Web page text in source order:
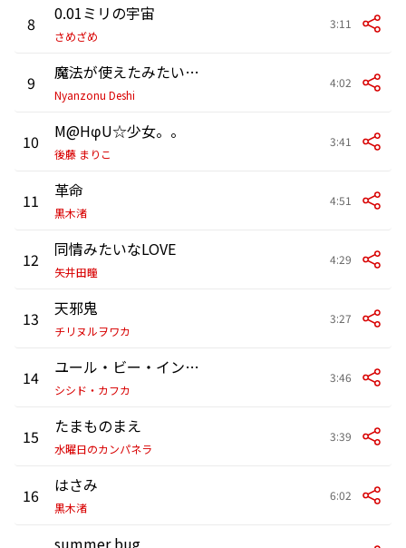
8 0.01ミリの宇宙
さめざめ
3:11
9 魔法が使えたみたいだった
Nyanzonu Deshi
4:02
10 M@HφU☆少女。。
後藤 まりこ
3:41
11 革命
黒木渚
4:51
12 同情みたいなLOVE
矢井田瞳
4:29
13 天邪鬼
チリヌルヲワカ
3:27
14 ユール・ビー・イン・マイ・ハート
シシド・カフカ
3:46
15 たまものまえ
水曜日のカンパネラ
3:39
16 はさみ
黒木渚
6:02
summer bug